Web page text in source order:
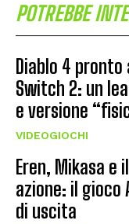
POTREBBE
Diablo 4
Switch 2: un
e versione
VIDEOGIOCHI
Eren, Mikasa e
azione: il gioco
di uscita